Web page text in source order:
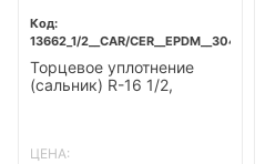
13662_1/2__CAR/CER__EPDM__304
Торцевое уплотнение
(сальник) R-16 1/2,
ЦЕНА: